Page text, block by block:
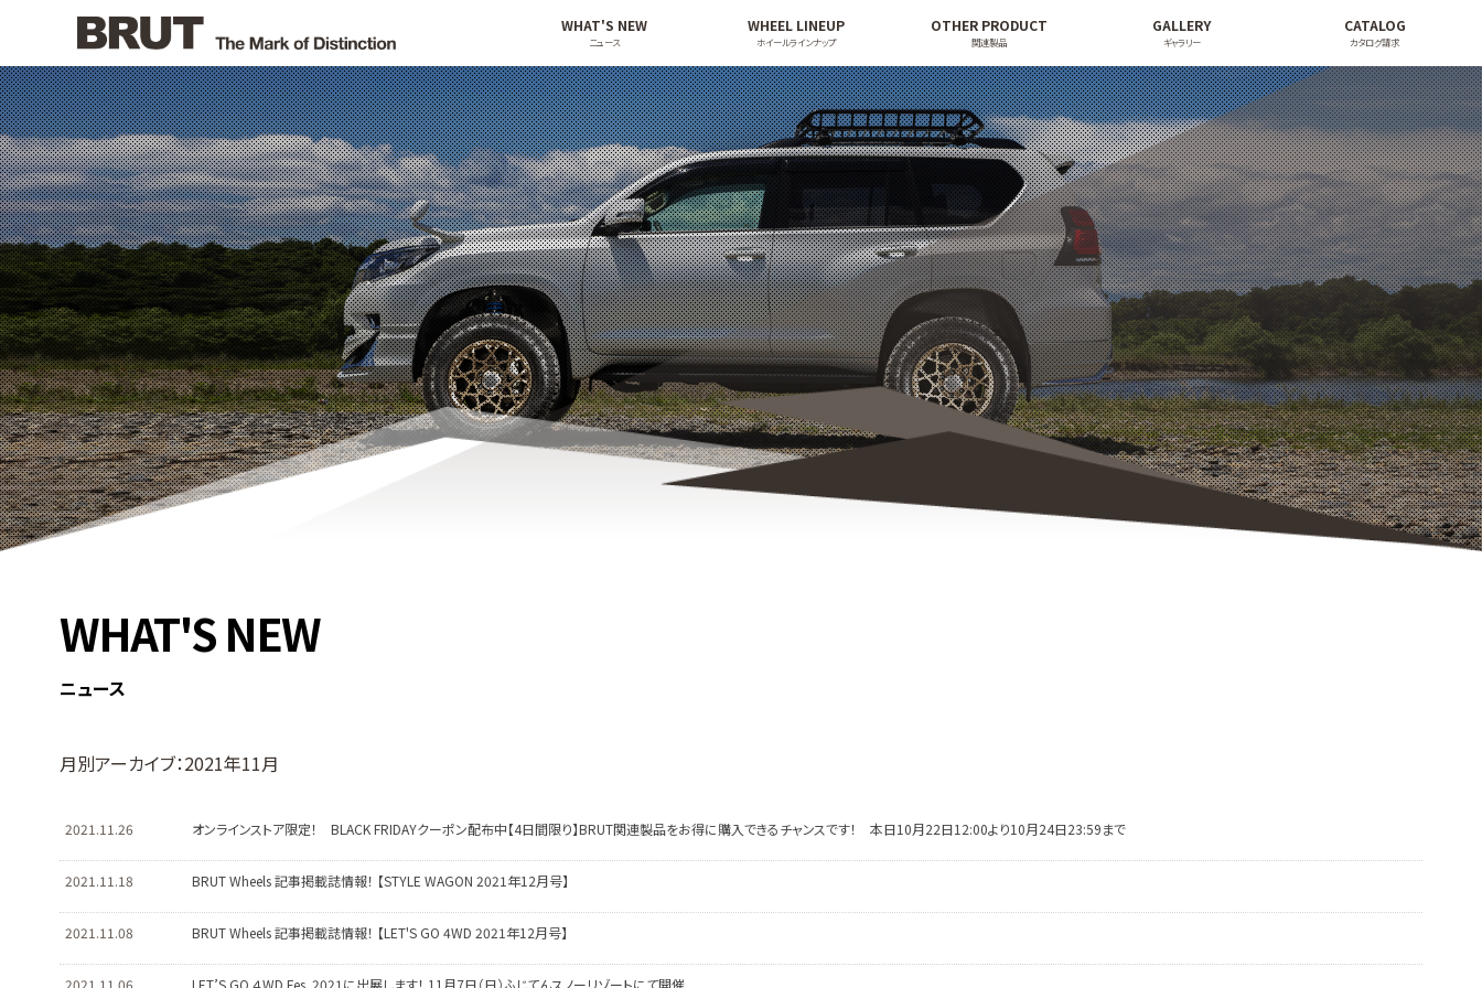
WHAT'S NEW
ニュース
WHEEL LINEUP
ホイールラインナップ
OTHER PRODUCT
関連製品
GALLERY
ギャラリー
CATALOG
カタログ請求
WHAT'S NEW
ニュース
月別アーカイブ：2021年11月
2021.11.26 オンラインストア限定！ BLACK FRIDAYクーポン配布中【4日間限り】BRUT関連製品をお得に購入できるチャンスです！ 本日10月22日12:00より10月24日23:59まで
2021.11.18 BRUT Wheels 記事掲載誌情報！ 【STYLE WAGON 2021年12月号】
2021.11.08 BRUT Wheels 記事掲載誌情報！ 【LET'S GO 4WD 2021年12月号】
2021.11.06 LET’S GO ４WD Fes. 2021に出展します！ 11月7日（日）ふじてんスノーリゾートにて開催